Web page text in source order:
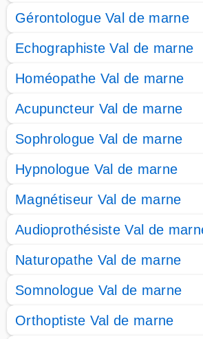
Gérontologue Val de marne
Echographiste Val de marne
Homéopathe Val de marne
Acupuncteur Val de marne
Sophrologue Val de marne
Hypnologue Val de marne
Magnétiseur Val de marne
Audioprothésiste Val de
Naturopathe Val de marne
Somnologue Val de marne
Orthoptiste Val de marne